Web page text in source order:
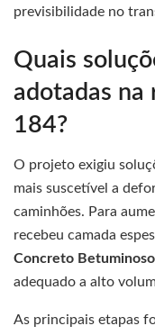
previsibilidade no
Quais
adotadas na
184?
O projeto exigiu
mais suscetível a
caminhões. Para
recebeu camada
Concreto
adequado a alto
As principais etapas